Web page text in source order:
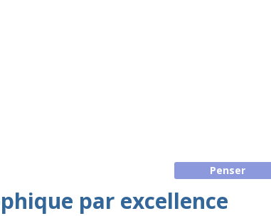
Penser
par excellence